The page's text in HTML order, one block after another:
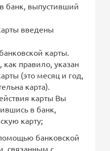
банк, выпустивший
введены
карты.
правило, указан
(это месяц и год,
карта).
карты Вы
в банк,
карту;
банковской
связанным с